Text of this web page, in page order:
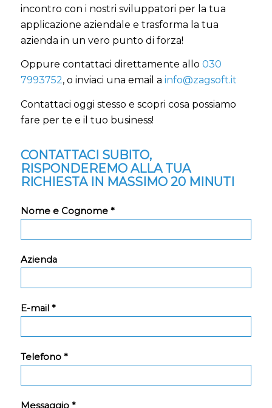
incontro con i nostri sviluppatori per la tua
applicazione aziendale e trasforma la tua
azienda in un vero punto di forza!
Oppure contattaci direttamente allo 030
7993752, o inviaci una email a info@zagsoft.it
Contattaci oggi stesso e scopri cosa possiamo
fare per te e il tuo business!
CONTATTACI SUBITO,
RISPONDEREMO ALLA TUA
RICHIESTA IN MASSIMO 20 MINUTI
Nome e Cognome *
Azienda
E-mail *
Telefono *
Messaggio *